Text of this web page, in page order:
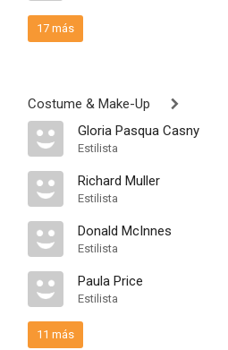
17 más
Costume & Make-Up
Gloria Pasqua Casny
Estilista
Richard Muller
Estilista
Donald McInnes
Estilista
Paula Price
Estilista
11 más